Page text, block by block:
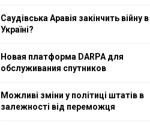
Саудівська Аравія закінчить війну в
Україні?
Новая платформа DARPA для
обслуживания спутников
Можливі зміни у політиці штатів в
залежності від переможця